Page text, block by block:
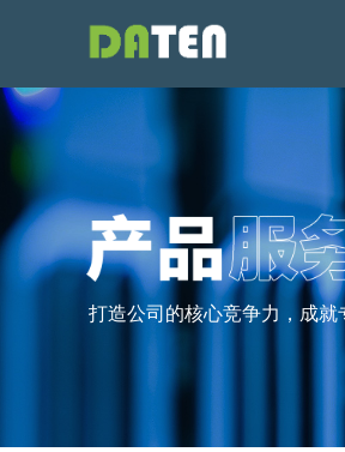
打造公司的核心竞争力，成